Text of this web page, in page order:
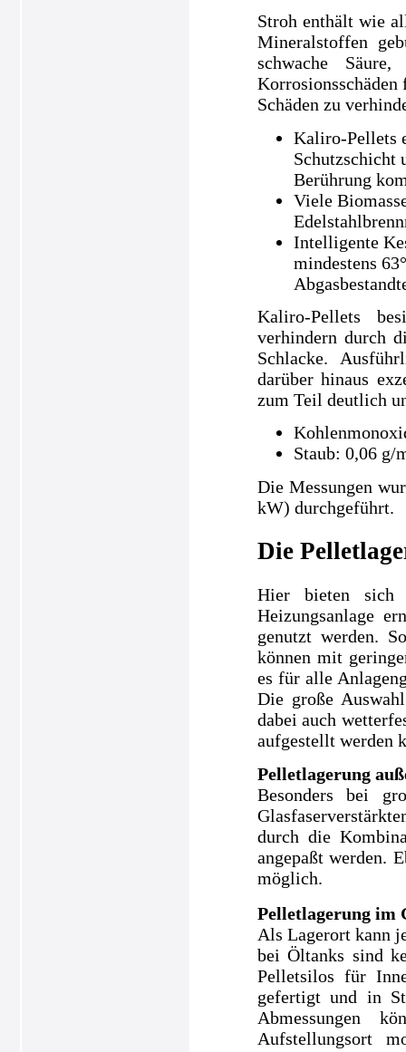
Stroh enthält wie
Mineralstoffen
schwache
Schäden zu
Kaliro-Pellets
Schutzschicht
Berührung
Viele
Intelligente
mindestens
Kaliro-Pellets
verhindern durch
Schlacke.
darüber hinaus
zum Teil deutlich
Staub: 0,06 g/
Die Messungen
kW) durchgeführt.
Die
Hier bieten sich
Heizungsanlage
genutzt werden.
können mit
es für alle
Die große
dabei auch
aufgestellt werden
Pelletlagerung
Besonders bei
durch die
angepaßt werden.
möglich.
Pelletlagerung im
Als Lagerort kann
bei Öltanks sind
Pelletsilos für
gefertigt und in
Abmessungen
Aufstellungsort